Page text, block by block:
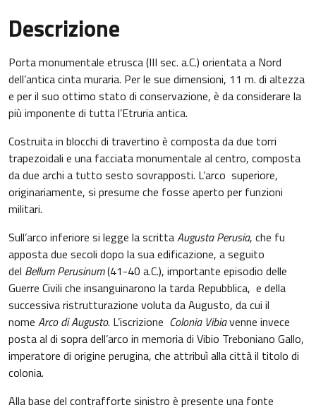
Descrizione
Porta monumentale etrusca (III sec. a.C.) orientata a Nord
dell’antica cinta muraria. Per le sue dimensioni, 11 m. di altezza
e per il suo ottimo stato di conservazione, è da considerare la
più imponente di tutta l’Etruria antica.
Costruita in blocchi di travertino è composta da due torri
trapezoidali e una facciata monumentale al centro, composta
da due archi a tutto sesto sovrapposti. L’arco superiore,
originariamente, si presume che fosse aperto per funzioni
militari.
Sull’arco inferiore si legge la scrittaAugusta Perusia, che fu
apposta due secoli dopo la sua edificazione, a seguito
del Bellum Perusinum(41-40 a.C.), importante episodio delle
Guerre Civili che insanguinarono la tarda Repubblica, e della
successiva ristrutturazione voluta da Augusto, da cui il
nome Arco di Augusto. L’iscrizione Colonia Vibiavenne invece
posta al di sopra dell’arco in memoria di Vibio Treboniano Gallo,
imperatore di origine perugina, che attribuì alla città il titolo di
colonia.
Alla base del contrafforte sinistro è presente una fonte